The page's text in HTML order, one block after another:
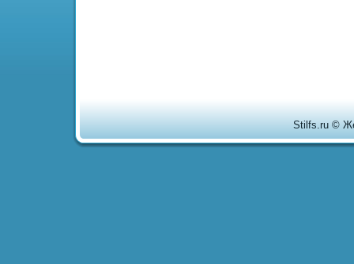
Stilfs.ru ©